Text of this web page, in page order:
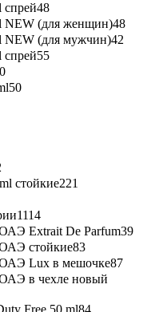
спрей48
NEW (для женщин)48
NEW (для мужчин)42
спрей55
50
стойкие221
1114
Extrait De Parfum39
стойкие83
Lux в мешочке87
в чехле новый
Free 50 ml84